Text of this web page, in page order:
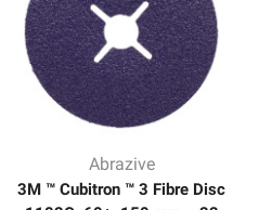
Abrazive
3M ™ Cubitron ™ 3 Fibre Disc